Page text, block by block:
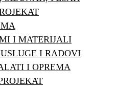
I MATERIJALI
I RADOVI
I OPREMA